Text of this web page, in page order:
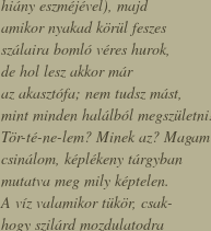
hiány eszméjével), majd
amikor nyakad körül feszes
szálaira bomló véres hurok,
de hol lesz akkor már
az akasztófa; nem tudsz mást,
mint minden halálból
Tör-té-ne-lem? Minek az? Magam
csinálom, képlékeny tárgyban
mutatva meg mily képtelen.
A víz valamikor tükör, csak-
hogy szilárd mozdulatodra